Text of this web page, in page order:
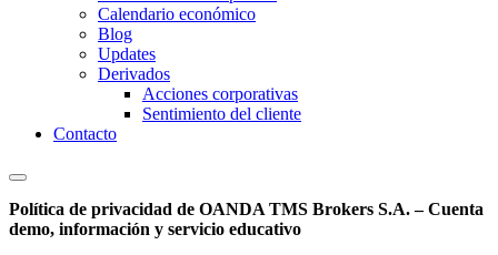
Calendario económico
Blog
Updates
Derivados
Acciones corporativas
Sentimiento del cliente
Contacto
Política de privacidad de OANDA TMS Brokers S.A. – Cuenta
demo, información y servicio educativo